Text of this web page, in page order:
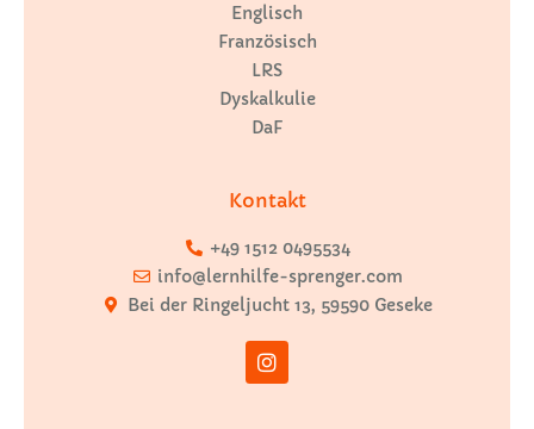
Englisch
Französisch
LRS
Dyskalkulie
DaF
Kontakt
+49 1512 0495534
info@lernhilfe-sprenger.com
Bei der Ringeljucht 13, 59590 Geseke